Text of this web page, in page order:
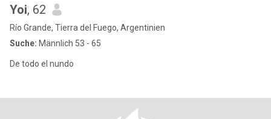
Yoi, 62
Río Grande, Tierra del Fuego, Argentinien
Suche: Männlich 53 - 65
De todo el nundo